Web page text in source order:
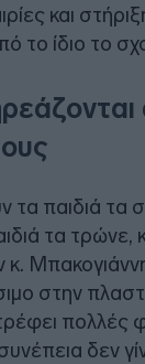
και
το ίδιο το
τα παιδιά τα
τα τρώνε,
στην
πολλές
δεν